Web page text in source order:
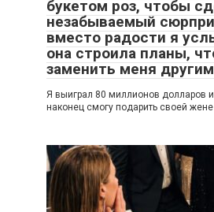
букетом роз, чтобы
незабываемый
вместо радости я
она строила планы,
заменить меня
Я выиграл 80 миллионов долларов
наконец смогу подарить своей жене